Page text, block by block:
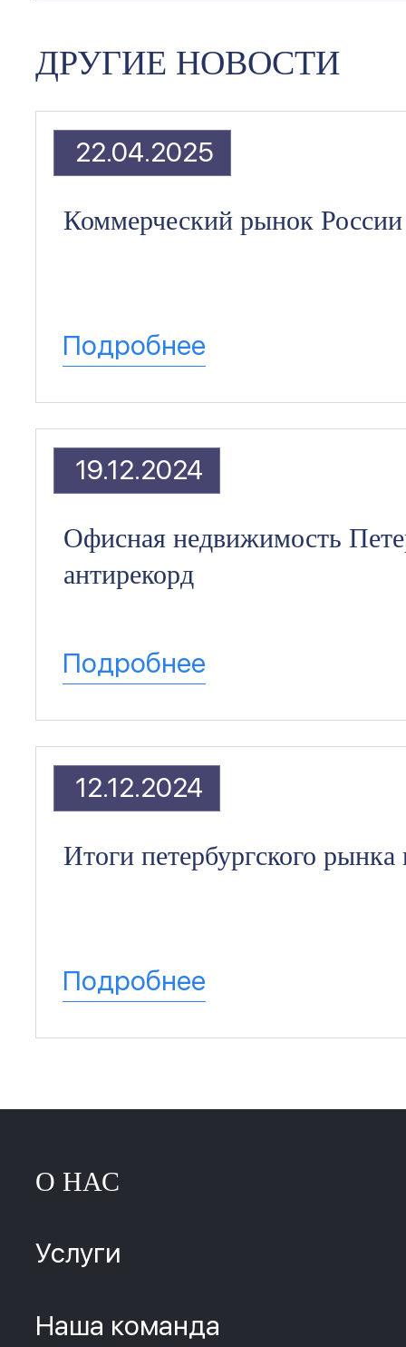
ДРУГИЕ НОВОСТИ
Коммерческий рынок
Подробнее
22.04.2025
Офисная недвижимость
антирекорд
Подробнее
19.12.2024
Итоги петербургского
Подробнее
12.12.2024
О НАС
Услуги
Наша команда